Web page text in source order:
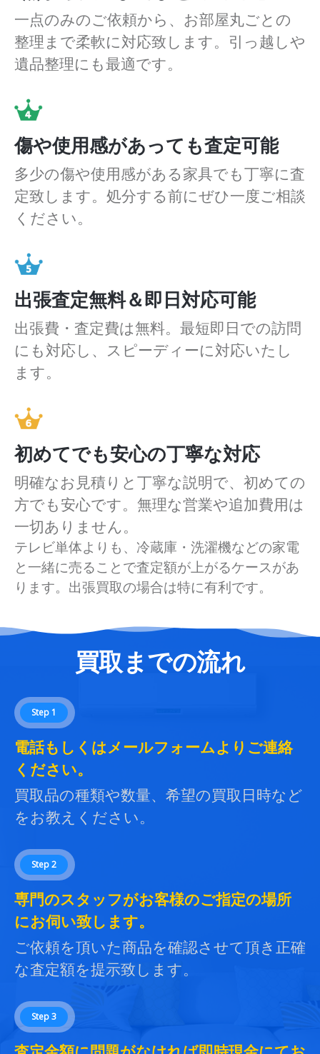
一点のみのご依頼から、お部屋丸ごとの
整理まで柔軟に対応致します。引っ越しや
遺品整理にも最適です。
傷や使用感があっても査定可能
多少の傷や使用感がある家具でも丁寧に査
定致します。処分する前にぜひ一度ご相談
ください。
出張査定無料＆即日対応可能
出張費・査定費は無料。最短即日での訪問
にも対応し、スピーディーに対応いたし
ます。
初めてでも安心の丁寧な対応
明確なお見積りと丁寧な説明で、初めての
方でも安心です。無理な営業や追加費用は
一切ありません。
テレビ単体よりも、冷蔵庫・洗濯機などの家電
と一緒に売ることで査定額が上がるケースがあ
ります。出張買取の場合は特に有利です。
買取までの流れ
Step 1
電話もしくはメールフォームよりご連絡
ください。
買取品の種類や数量、希望の買取日時など
をお教えください。
Step 2
専門のスタッフがお客様のご指定の場所
にお伺い致します。
ご依頼を頂いた商品を確認させて頂き正確
な査定額を提示致します。
Step 3